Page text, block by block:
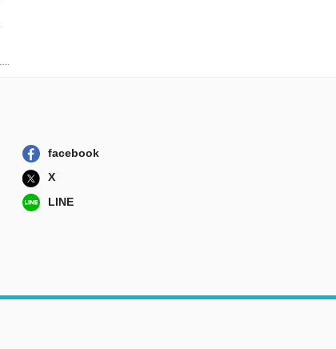
集１９２３－１...
facebook
X
LINE